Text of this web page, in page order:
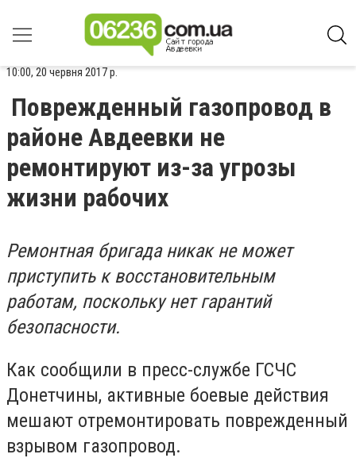
10:00, 20 червня 2017 р.
Поврежденный газопровод в
районе Авдеевки не
ремонтируют из-за угрозы
жизни рабочих
Ремонтная бригада никак не может
приступить к восстановительным
работам, поскольку нет гарантий
безопасности.
Как сообщили в пресс-службе ГСЧС
Донетчины, активные боевые действия
мешают отремонтировать поврежденный
взрывом газопровод.